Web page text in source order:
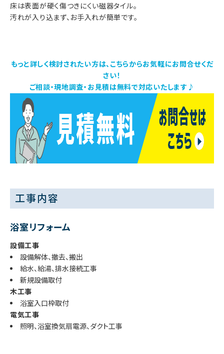
床は表面が硬く傷つきにくい磁器タイル。
汚れが入り込まず、お手入れが簡単です。
もっと詳しく検討されたい方は、こちらからお気軽にお問合せくだ
さい！
ご相談・現地調査・お見積は無料で対応いたします♪
工事内容
浴室リフォーム
設備工事
設備解体、撤去、搬出
給水、給湯、排水接続工事
新規設備取付
木工事
浴室入口枠取付
電気工事
照明、浴室換気扇電源、ダクト工事